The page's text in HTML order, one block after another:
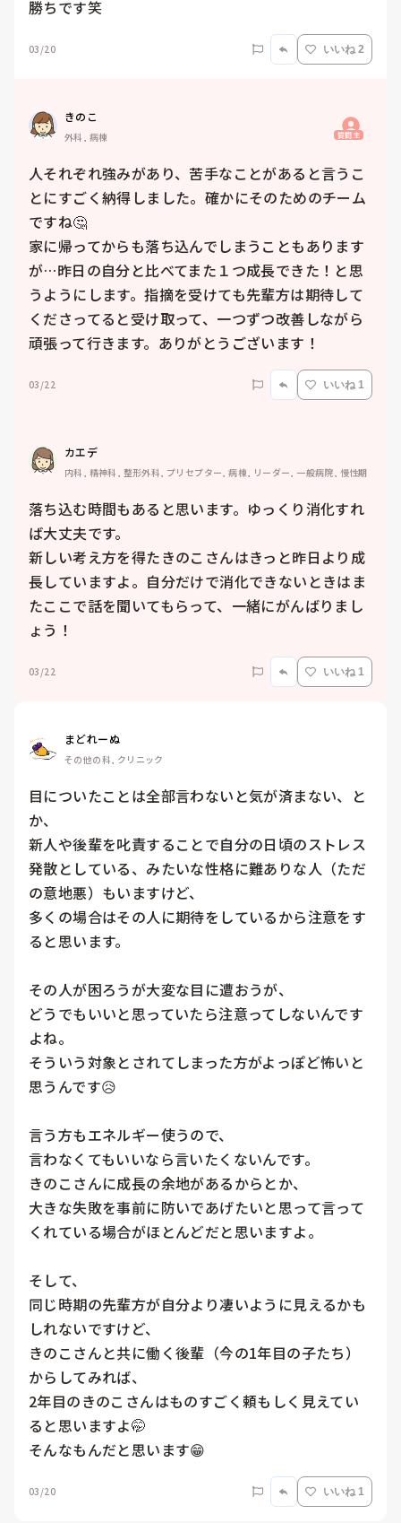
勝ちです笑
03/20 いいね 2
きのこ
外科, 病棟 質問主
人それぞれ強みがあり、苦手なことがあると言うこ
とにすごく納得しました。確かにそのためのチーム
ですね🤔
家に帰ってからも落ち込んでしまうこともあります
が…昨日の自分と比べてまた１つ成長できた！と思
うようにします。指摘を受けても先輩方は期待して
くださってると受け取って、一つずつ改善しながら
頑張って行きます。ありがとうございます！
03/22 いいね 1
カエデ
内科, 精神科, 整形外科, プリセプター, 病棟, リーダー, 一般病院, 慢性期
落ち込む時間もあると思います。ゆっくり消化すれ
ば大丈夫です。
新しい考え方を得たきのこさんはきっと昨日より成
長していますよ。自分だけで消化できないときはま
たここで話を聞いてもらって、一緒にがんばりまし
ょう！
03/22 いいね 1
まどれーぬ
その他の科, クリニック
目についたことは全部言わないと気が済まない、と
か、
新人や後輩を叱責することで自分の日頃のストレス
発散としている、みたいな性格に難ありな人（ただ
の意地悪）もいますけど、
多くの場合はその人に期待をしているから注意をす
ると思います。
その人が困ろうが大変な目に遭おうが、
どうでもいいと思っていたら注意ってしないんです
よね。
そういう対象とされてしまった方がよっぽど怖いと
思うんです😥
言う方もエネルギー使うので、
言わなくてもいいなら言いたくないんです。
きのこさんに成長の余地があるからとか、
大きな失敗を事前に防いであげたいと思って言って
くれている場合がほとんどだと思いますよ。
そして、
同じ時期の先輩方が自分より凄いように見えるかも
しれないですけど、
きのこさんと共に働く後輩（今の1年目の子たち）
からしてみれば、
2年目のきのこさんはものすごく頼もしく見えてい
ると思いますよ🤭
そんなもんだと思います😁
03/20 いいね 1